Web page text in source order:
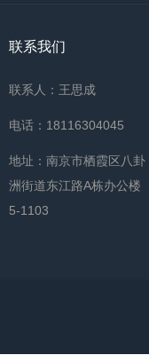
联系我们
联系人：王思成
电话：18116304045
地址：南京市栖霞区八卦
洲街道东江路A栋办公楼
5-1103